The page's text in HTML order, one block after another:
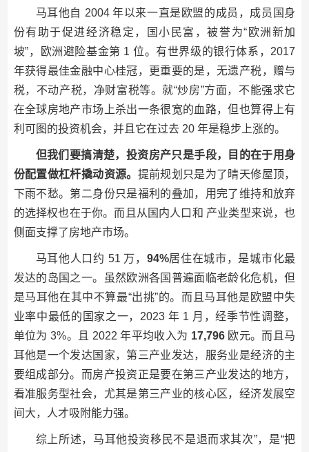
马耳他自 2004 年以来一直是欧盟的成员，成员国身
份有助于促进经济稳定，国小民富，被誉为“欧洲新加
坡”，欧洲避险基金第 1 位。有世界级的银行体系，2017
年获得最佳金融中心桂冠，更重要的是，无遗产税，赠与
税，不动产税，净财富税等。就“炒房”方面，不能强求它
在全球房地产市场上杀出一条很宽的血路，但也算得上有
利可图的投资机会，并且它在过去 20 年是稳步上涨的。
但我们要搞清楚，投资房产只是手段，目的在于用身
份配置做杠杆撬动资源。 提前规划只是为了晴天修屋顶，
下雨不愁。第二身份只是福利的叠加，用完了维持和放弃
的选择权也在于你。而且从国内人口和 产业类型来说，也
侧面支撑了房地产市场。
马耳他人口约 51 万， 94%居住在城市，是城市化最
发达的岛国之一。虽然欧洲各国普遍面临老龄化危机，但
是马耳他在其中不算最“出挑”的。而且马耳他是欧盟中失
业率中最低的国家之一，2023 年 1 月，经季节性调整，
单位为 3%。且 2022 年平均收入为 17,796 欧元。而且马
耳他是一个发达国家，第三产业发达，服务业是经济的主
要组成部分。而房产投资正是要在第三产业发达的地方，
看准服务型社会，尤其是第三产业的核心区，经济发展空
间大，人才吸附能力强。
综上所述，马耳他投资移民不是退而求其次”，是“把